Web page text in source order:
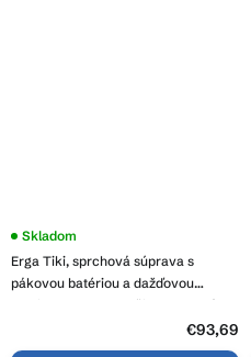
Erga Tiki, sprchová súprava s
pákovou batériou a dažďovou
hlavicou 20x20 cm, čierna matná,
Skladom
€93,69